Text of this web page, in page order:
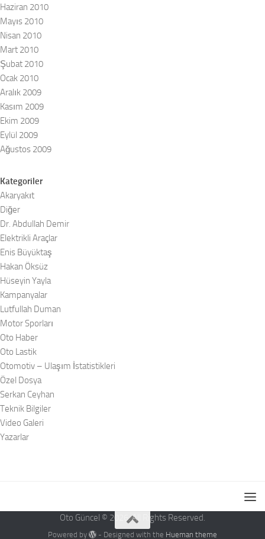
Haziran 2010
Mayıs 2010
Nisan 2010
Mart 2010
Şubat 2010
Ocak 2010
Aralık 2009
Kasım 2009
Ekim 2009
Eylül 2009
Ağustos 2009
Kategoriler
Akaryakıt
Diğer
Dr. Abdullah Demir
Elektrikli Araçlar
Enis Büyüktaş
Hakan Öksüz
Hüseyin Yayla
Kampanyalar
Lutfullah Duman
Motor Sporları
Oto Haber
Oto Lastik
Otomotiv – Ulaşım İstatistikleri
Özel Dosya
Serkan Ceyhan
Teknik Bilgiler
Video Galeri
Yazarlar
Oto Güncel © 2026. All Rights Reserved.
Powered by - Designed with the Hueman theme